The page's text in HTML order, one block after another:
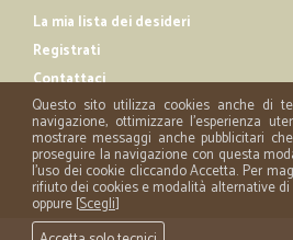
La mia lista dei desideri
Registrati
Contattaci
Questo sito utilizza cookies anche di
navigazione, ottimizzare l'esperienza
mostrare messaggi anche pubblicitari
proseguire la navigazione con questa
l'uso dei cookie cliccando Accetta. Per
rifiuto dei cookies e modalità alternative di
oppure [Scegli]